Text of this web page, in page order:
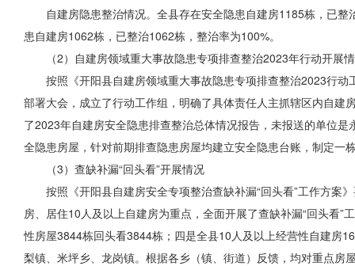
自建房隐患整治情况。全县存在安全隐患自建房1185栋，已
患自建房1062栋，已整治1062栋，整治率为100%。
（2）自建房领域重大事故隐患专项排查整治2023年行动开展
按照《开阳县自建房领域重大事故隐患专项排查整治2023行
部署大会，成立了行动工作组，明确了具体责任人主抓辖区内自
了2023年自建房安全隐患排查整治总体情况报告，未报送的单位
全隐患房屋，针对前期排查隐患房屋均建立安全隐患台账，制定一
（3）查缺补漏“回头看”开展情况
按照《开阳县自建房安全专项整治查缺补漏“回头看”工作方案
房、居住10人及以上自建房为重点，全面开展了查缺补漏“回头看
性房屋3844栋回头看3844栋；四是全县10人及以上经营性自建房
梨镇、米坪乡、龙岗镇。根据各乡（镇、街道）反馈，均对重点房